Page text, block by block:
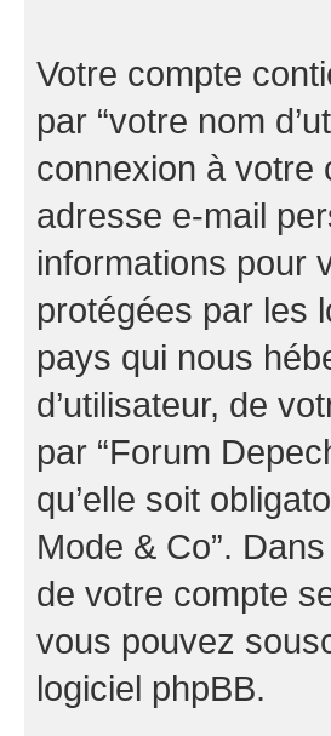
Votre compte
par “votre nom
connexion à votre
adresse e-mail
informations pour
protégées par les
pays qui nous
d’utilisateur, de
par “Forum
qu’elle soit
Mode & Co”.
de votre compte
vous pouvez
logiciel phpBB.